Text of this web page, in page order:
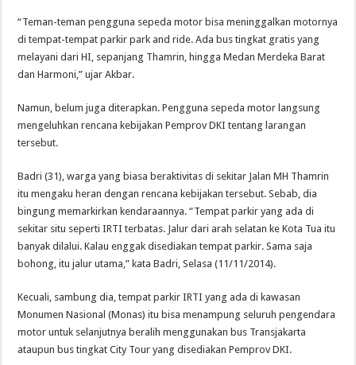
“Teman-teman pengguna sepeda motor bisa meninggalkan motornya
di tempat-tempat parkir park and ride. Ada bus tingkat gratis yang
melayani dari HI, sepanjang Thamrin, hingga Medan Merdeka Barat
dan Harmoni,” ujar Akbar.
Namun, belum juga diterapkan. Pengguna sepeda motor langsung
mengeluhkan rencana kebijakan Pemprov DKI tentang larangan
tersebut.
Badri (31), warga yang biasa beraktivitas di sekitar Jalan MH Thamrin
itu mengaku heran dengan rencana kebijakan tersebut. Sebab, dia
bingung memarkirkan kendaraannya. “Tempat parkir yang ada di
sekitar situ seperti IRTI terbatas. Jalur dari arah selatan ke Kota Tua itu
banyak dilalui. Kalau enggak disediakan tempat parkir. Sama saja
bohong, itu jalur utama,” kata Badri, Selasa (11/11/2014).
Kecuali, sambung dia, tempat parkir IRTI yang ada di kawasan
Monumen Nasional (Monas) itu bisa menampung seluruh pengendara
motor untuk selanjutnya beralih menggunakan bus Transjakarta
ataupun bus tingkat City Tour yang disediakan Pemprov DKI.